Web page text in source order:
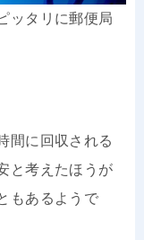
ッタリに郵便局
間に回収される
と考えたほうが
もあるようで